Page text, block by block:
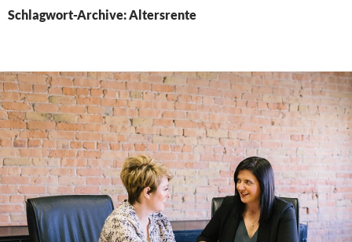
Schlagwort-Archive: Altersrente